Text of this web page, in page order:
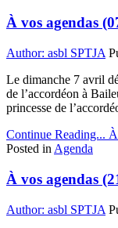
À vos agendas
Author: asbl SPTJA
Le dimanche 7 avril
de l’accordéon à
princesse de
Continue Reading...
Posted in Agenda
À vos agendas
Author: asbl SPTJA